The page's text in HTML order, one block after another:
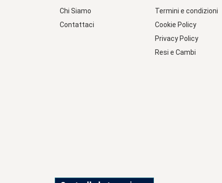
Chi Siamo
Contattaci
Termini e condizioni
Cookie Policy
Privacy Policy
Resi e Cambi